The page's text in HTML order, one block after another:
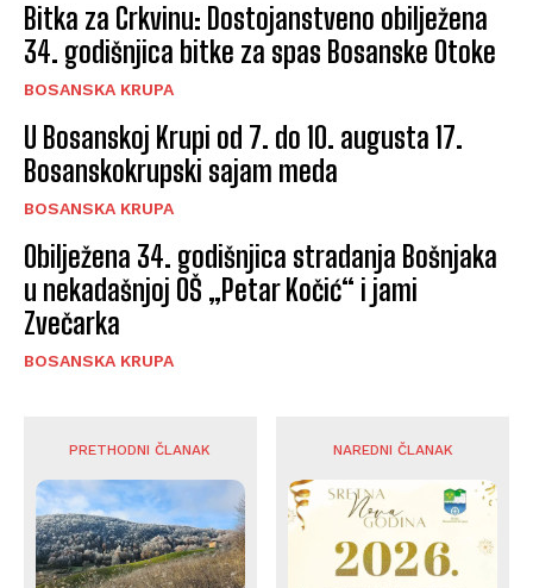
Bitka za Crkvinu: Dostojanstveno obilježena
34. godišnjica bitke za spas Bosanske Otoke
BOSANSKA KRUPA
U Bosanskoj Krupi od 7. do 10. augusta 17.
Bosanskokrupski sajam meda
BOSANSKA KRUPA
Obilježena 34. godišnjica stradanja Bošnjaka
u nekadašnjoj OŠ „Petar Kočić“ i jami
Zvečarka
BOSANSKA KRUPA
PRETHODNI ČLANAK NAREDNI ČLANAK